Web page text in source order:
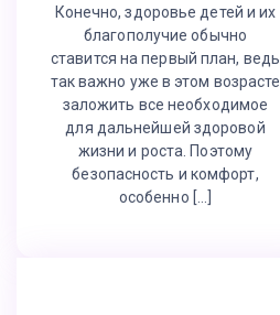
Конечно, здоровье детей и их
благополучие обычно
ставится на первый план, ведь
так важно уже в этом возрасте
заложить все необходимое
для дальнейшей здоровой
жизни и роста. Поэтому
безопасность и комфорт,
особенно […]